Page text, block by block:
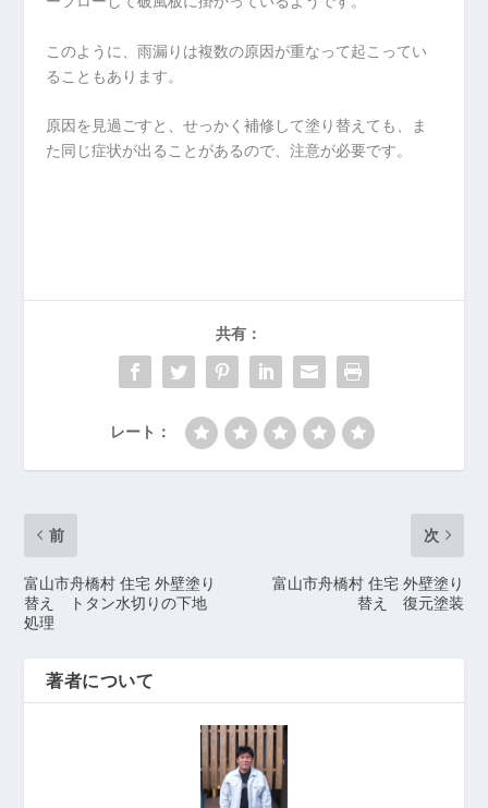
このように、雨漏りは複数の原因が重なって起こってい
ることもあります。
原因を見過ごすと、せっかく補修して塗り替えても、ま
た同じ症状が出ることがあるので、注意が必要です。
共有：
レート：
前
富山市舟橋村 住宅 外壁塗り
替え トタン水切りの下地
処理
次
富山市舟橋村 住宅 外壁塗り
替え 復元塗装
著者について